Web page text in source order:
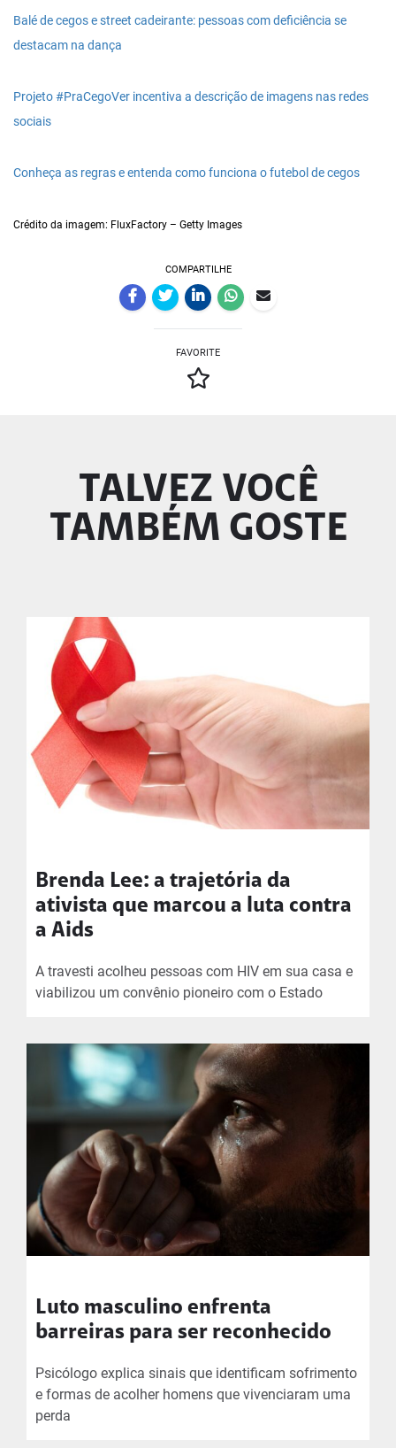
Balé de cegos e street cadeirante: pessoas com deficiência se
destacam na dança
Projeto #PraCegoVer incentiva a descrição de imagens nas redes
sociais
Conheça as regras e entenda como funciona o futebol de cegos
Crédito da imagem: FluxFactory – Getty Images
COMPARTILHE
FAVORITE
TALVEZ VOCÊ
TAMBÉM GOSTE
Brenda Lee: a trajetória da
ativista que marcou a luta contra
a Aids
A travesti acolheu pessoas com HIV em sua casa e
viabilizou um convênio pioneiro com o Estado
Luto masculino enfrenta
barreiras para ser reconhecido
Psicólogo explica sinais que identificam sofrimento
e formas de acolher homens que vivenciaram uma
perda